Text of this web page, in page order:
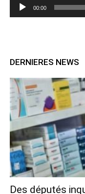
00:00
DERNIERES NEWS
Des députés